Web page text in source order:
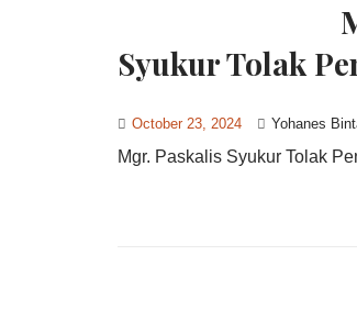
Syukur Tolak
October 23, 2024 Yohanes
Mgr. Paskalis Syukur Tolak